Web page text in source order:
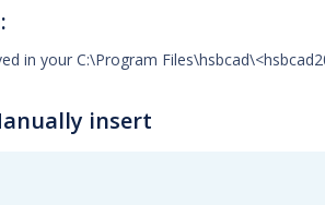
in your C:\Program
insert